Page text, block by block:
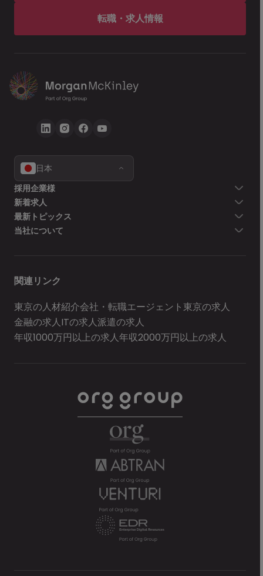
プライバシー・ステイトメントを理解し、承諾します。
戻る
転職・求人情報
日本
採用企業様
新着求人
最新トピックス
当社について
関連リンク
東京の人材紹介会社・転職エージェント東京の求人
金融の求人ITの求人派遣の求人
年収1000万円以上の求人年収2000万円以上の求人